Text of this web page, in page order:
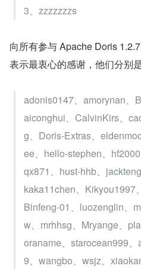
3、zzzzzzzs
向所有参与 Apache Doris
表示最衷心的感谢，他们分别
adonis0147、amorynan、
aiconghui、CalvinKirs、
g、Doris-Extras、
ee、hello-stephen、
qx871、hust-hhb、
kaka11chen、Kikyou1997
Binfeng-01、luozenglin、
w、mrhhsg、Mryange、
oraname、starocean999
9、wangbo、wsjz、